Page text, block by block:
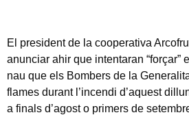
El president de la cooperativa
anunciar ahir que intentaran “forçar”
nau que els Bombers de la
flames durant l’incendi d’aquest
a finals d’agost o primers de